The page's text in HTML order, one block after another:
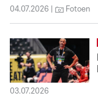
04.07.2026 Fotoen
03.07.2026